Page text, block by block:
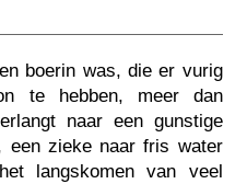
boerin was, die er vurig
te hebben, meer dan
naar een gunstige
een zieke naar fris water
langskomen van veel